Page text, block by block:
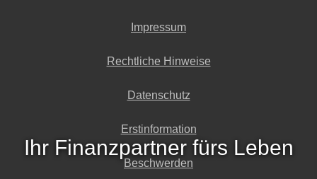
Ihr Finanzpartner fürs Leben
Impressum
Rechtliche Hinweise
Datenschutz
Erstinformation
Beschwerden